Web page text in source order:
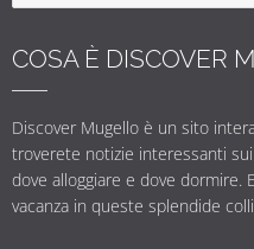
COSA È DISCOVER
Discover Mugello è un sito
troverete notizie interessanti
dove alloggiare e dove dormire.
vacanza in queste splendide